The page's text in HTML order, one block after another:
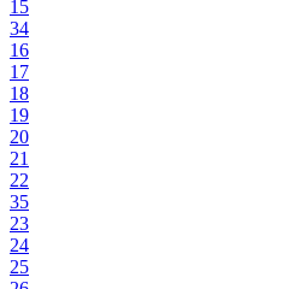
15
34
16
17
18
19
20
21
22
35
23
24
25